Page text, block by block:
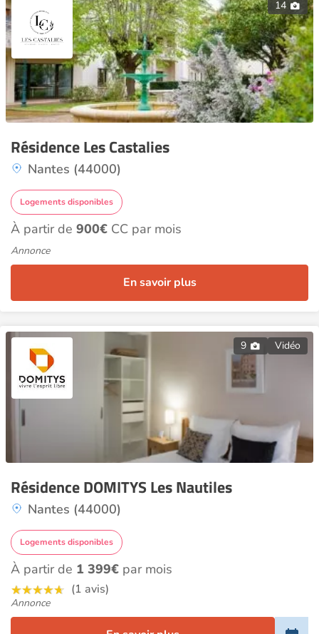
14
Résidence Les Castalies
Nantes (44000)
Logements disponibles
À partir de 900€ CC par mois
Annonce
En savoir plus
9 Vidéo
Résidence DOMITYS Les Nautiles
Nantes (44000)
Logements disponibles
À partir de 1 399€ par mois
(1 avis)
Annonce